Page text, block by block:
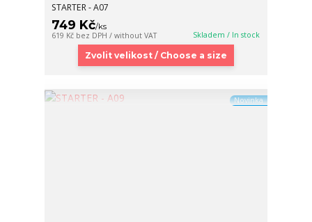
STARTER - A07
749 Kč/ks
619 Kč bez DPH / without VAT Skladem / In stock
Zvolit velikost / Choose a size
Novinka